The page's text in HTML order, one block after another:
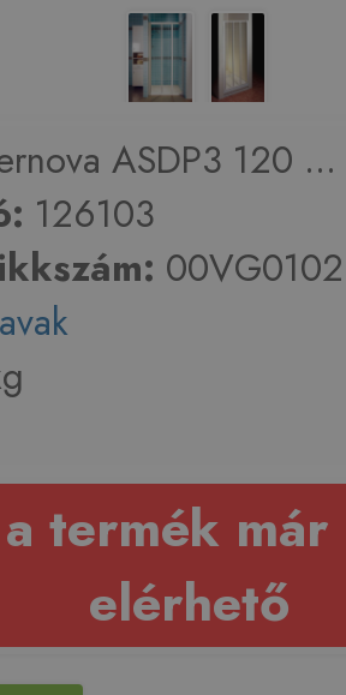
ASDP3 120 ...
126103
termék már
elérhető